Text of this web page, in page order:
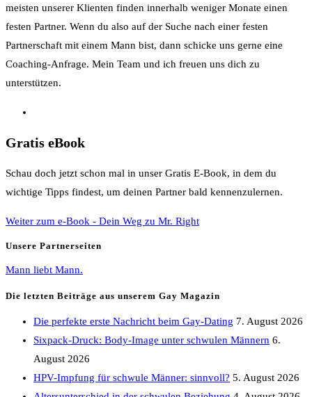
meisten unserer Klienten finden innerhalb weniger Monate einen
festen Partner. Wenn du also auf der Suche nach einer festen
Partnerschaft mit einem Mann bist, dann schicke uns gerne eine
Coaching-Anfrage. Mein Team und ich freuen uns dich zu
unterstützen.
Gratis eBook
Schau doch jetzt schon mal in unser Gratis E-Book, in dem du
wichtige Tipps findest, um deinen Partner bald kennenzulernen.
Weiter zum e-Book - Dein Weg zu Mr. Right
Unsere Partnerseiten
Mann liebt Mann.
Die letzten Beiträge aus unserem Gay Magazin
Die perfekte erste Nachricht beim Gay-Dating 7. August 2026
Sixpack-Druck: Body-Image unter schwulen Männern 6.
August 2026
HPV-Impfung für schwule Männer: sinnvoll? 5. August 2026